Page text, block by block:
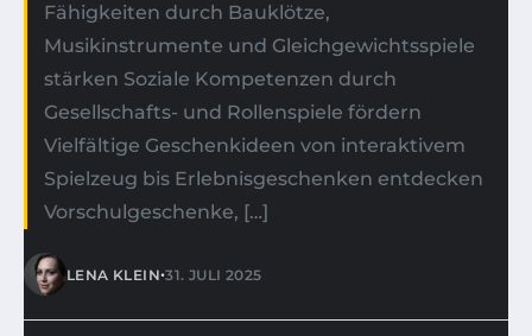
Fähigkeiten durch Bauklötze,
Musikinstrumente und Gleichgewichtsspiele
stärken Soziale Kompetenzen durch
Gesellschafts- und Rollenspiele fördern
Vielfältige Geschenkideen von interaktivem
Spielzeug bis Erlebnisgeschenken entdecken
Vorschulgeschenke, […]
LENA KLEIN•31. JULI 2025